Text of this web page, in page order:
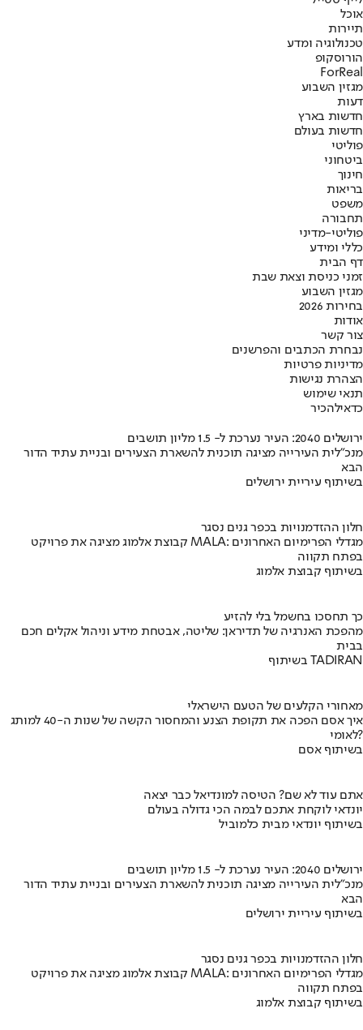
אוכל
תיירות
טכנולוגיה ומדע
הורוסקופ
ForReal
מגזין השבוע
דעות
חדשות בארץ
חדשות בעולם
פוליטי
ביטחוני
חינוך
בריאות
משפט
תחבורה
פוליטי-מדיני
כללי ומידע
דף הבית
זמני כניסת וצאת שבת
מגזין השבוע
בחירות 2026
אודות
צור קשר
נבחרת הכתבים והפרשנים
מדיניות פרטיות
הצהרת נגישות
תנאי שימוש
כדאילהכיר
ירושלים 2040: העיר נערכת ל- 1.5 מליון תושבים
מנכ"לית העירייה מציגה תוכנית להשארת הצעירים ובניית עתיד הדור
הבא
בשיתוף עיריית ירושלים
חלון ההזדמנויות בכפר גנים נסגר
קבוצת אלמוג מציגה את פרויקט MALA: מגדלי הפרימיום האחרונים
בפתח תקווה
בשיתוף קבוצת אלמוג
כך תחסכו בחשמל בלי להזיע
מהפכת האנרגיה של תדיראן: שליטה, אבטחת מידע וניהול אקלים חכם
בבית
בשיתוף TADIRAN
מאחורי הקלעים של הטעם הישראלי
איך אסם הפכה את תקופת הצנע והמחסור הקשה של שנות ה-40 למותג
לאומי?
בשיתוף אסם
אתם עוד לא שם? הטיסה למונדיאל כבר יצאה
יונדאי לוקחת אתכם לבמה הכי גדולה בעולם
בשיתוף יונדאי מבית כלמוביל
ירושלים 2040: העיר נערכת ל- 1.5 מליון תושבים
מנכ"לית העירייה מציגה תוכנית להשארת הצעירים ובניית עתיד הדור
הבא
בשיתוף עיריית ירושלים
חלון ההזדמנויות בכפר גנים נסגר
קבוצת אלמוג מציגה את פרויקט MALA: מגדלי הפרימיום האחרונים
בפתח תקווה
בשיתוף קבוצת אלמוג